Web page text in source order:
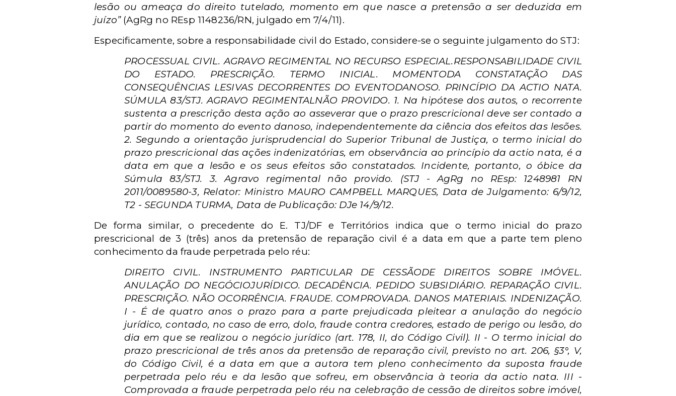
lesão ou ameaça do direito tutelado, momento em que nasce a pretensão a ser deduzida em
juízo”(AgRg no REsp 1148236/RN, julgado em 7/4/11).
Especificamente, sobre a responsabilidade civil do Estado, considere-se o seguinte julgamento do STJ:
PROCESSUAL CIVIL. AGRAVO REGIMENTAL NO RECURSO ESPECIAL.RESPONSABILIDADE CIVIL
DO ESTADO. PRESCRIÇÃO. TERMO INICIAL. MOMENTODA CONSTATAÇÃO DAS
CONSEQUÊNCIAS LESIVAS DECORRENTES DO EVENTODANOSO. PRINCÍPIO DA ACTIO NATA.
SÚMULA 83/STJ. AGRAVO REGIMENTALNÃO PROVIDO. 1. Na hipótese dos autos, o recorrente
sustenta a prescrição desta ação ao asseverar que o prazo prescricional deve ser contado a
partir do momento do evento danoso, independentemente da ciência dos efeitos das lesões.
2. Segundo a orientação jurisprudencial do Superior Tribunal de Justiça, o termo inicial do
prazo prescricional das ações indenizatórias, em observância ao princípio da actio nata, é a
data em que a lesão e os seus efeitos são constatados. Incidente, portanto, o óbice da
Súmula 83/STJ. 3. Agravo regimental não provido. (STJ - AgRg no REsp: 1248981 RN
2011/0089580-3, Relator: Ministro MAURO CAMPBELL MARQUES, Data de Julgamento: 6/9/12,
T2 - SEGUNDA TURMA, Data de Publicação: DJe 14/9/12.
De forma similar, o precedente do E. TJ/DF e Territórios indica que o termo inicial do prazo
prescricional de 3 (três) anos da pretensão de reparação civil é a data em que a parte tem pleno
conhecimento da fraude perpetrada pelo réu:
DIREITO CIVIL. INSTRUMENTO PARTICULAR DE CESSÃODE DIREITOS SOBRE IMÓVEL.
ANULAÇÃO DO NEGÓCIOJURÍDICO. DECADÊNCIA. PEDIDO SUBSIDIÁRIO. REPARAÇÃO CIVIL.
PRESCRIÇÃO. NÃO OCORRÊNCIA. FRAUDE. COMPROVADA. DANOS MATERIAIS. INDENIZAÇÃO.
I - É de quatro anos o prazo para a parte prejudicada pleitear a anulação do negócio
jurídico, contado, no caso de erro, dolo, fraude contra credores, estado de perigo ou lesão, do
dia em que se realizou o negócio jurídico (art. 178, II, do Código Civil). II - O termo inicial do
prazo prescricional de três anos da pretensão de reparação civil, previsto no art. 206, §3°, V,
do Código Civil, é a data em que a autora tem pleno conhecimento da suposta fraude
perpetrada pelo réu e da lesão que sofreu, em observância à teoria da actio nata. III -
Comprovada a fraude perpetrada pelo réu na celebração de cessão de direitos sobre imóvel,